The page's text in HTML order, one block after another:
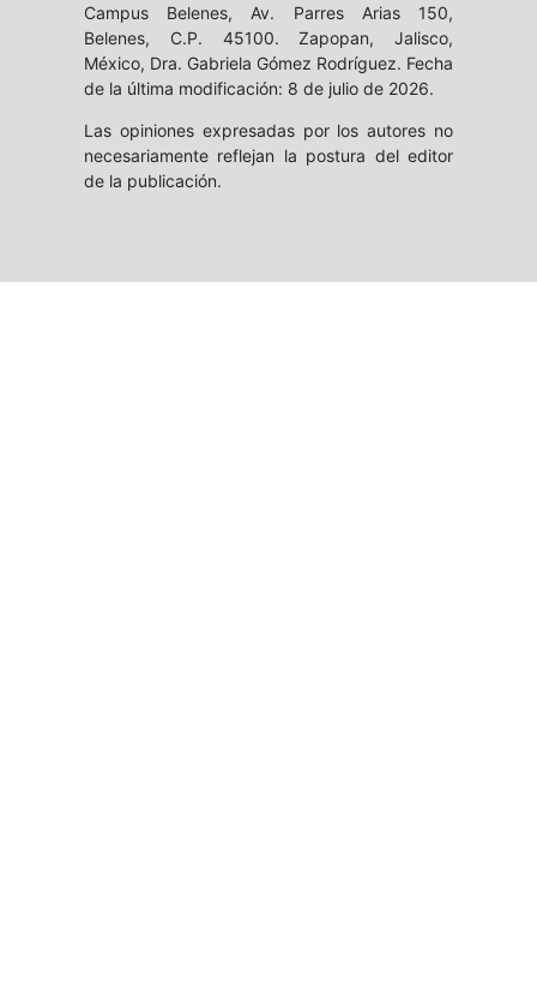
Campus Belenes, Av. Parres Arias 150,
Belenes, C.P. 45100. Zapopan, Jalisco,
México, Dra. Gabriela Gómez Rodríguez. Fecha
de la última modificación: 8 de julio de 2026.
Las opiniones expresadas por los autores no
necesariamente reflejan la postura del editor
de la publicación.